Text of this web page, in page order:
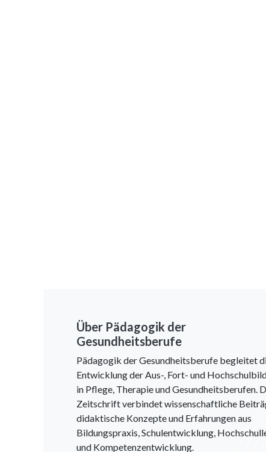
Über Pädagogik der
Gesundheitsberufe
Pädagogik der Gesundheitsberufe begleitet
Entwicklung der Aus-, Fort- und
in Pflege, Therapie und Gesundheitsberufen.
Zeitschrift verbindet wissenschaftliche
didaktische Konzepte und Erfahrungen aus
Bildungspraxis, Schulentwicklung,
und Kompetenzentwicklung.